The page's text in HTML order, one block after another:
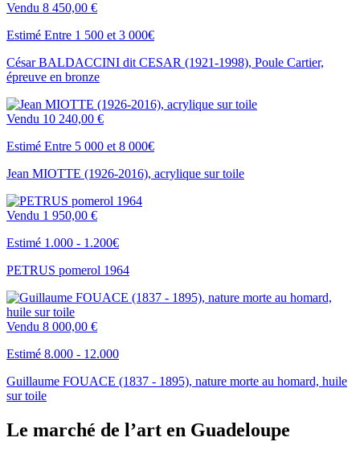
Vendu 8 450,00 €
Estimé Entre 1 500 et 3 000€
César BALDACCINI dit CESAR (1921-1998), Poule Cartier,
épreuve en bronze
Vendu 10 240,00 €
Estimé Entre 5 000 et 8 000€
Jean MIOTTE (1926-2016), acrylique sur toile
Vendu 1 950,00 €
Estimé 1.000 - 1.200€
PETRUS pomerol 1964
Vendu 8 000,00 €
Estimé 8.000 - 12.000
Guillaume FOUACE (1837 - 1895), nature morte au homard, huile
sur toile
Le marché de l’art en Guadeloupe